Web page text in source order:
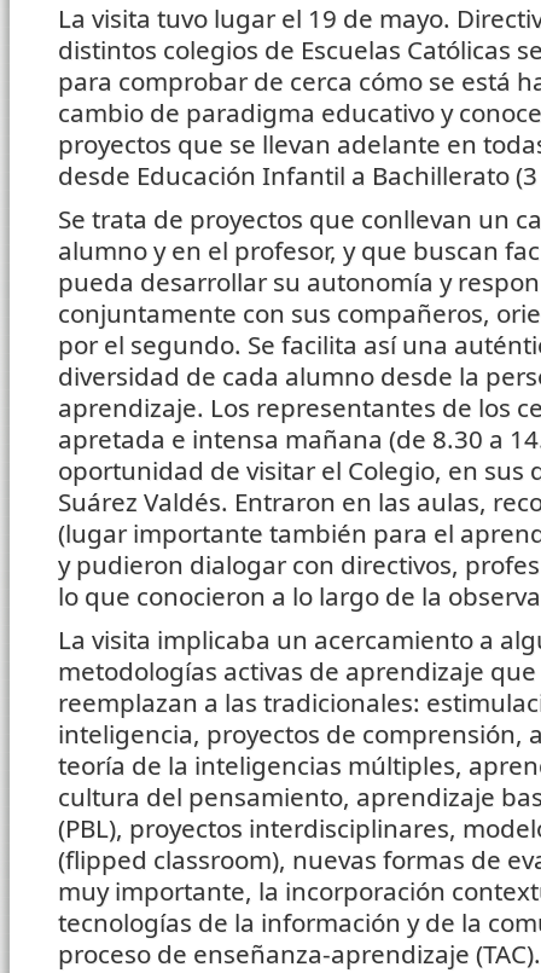
La visita tuvo lugar el 19 de mayo.
distintos colegios de Escuelas Católicas
para comprobar de cerca cómo se está
cambio de paradigma educativo y
proyectos que se llevan adelante en
desde Educación Infantil a Bachillerato
Se trata de proyectos que conllevan un
alumno y en el profesor, y que buscan
pueda desarrollar su autonomía y
conjuntamente con sus compañeros,
por el segundo. Se facilita así una
diversidad de cada alumno desde la
aprendizaje. Los representantes de los
apretada e intensa mañana (de 8.30 a
oportunidad de visitar el Colegio, en sus
Suárez Valdés. Entraron en las aulas,
(lugar importante también para el
y pudieron dialogar con directivos,
lo que conocieron a lo largo de la
La visita implicaba un acercamiento a
metodologías activas de aprendizaje
reemplazan a las tradicionales:
inteligencia, proyectos de comprensión,
teoría de la inteligencias múltiples,
cultura del pensamiento, aprendizaje
(PBL), proyectos interdisciplinares,
(flipped classroom), nuevas formas de
muy importante, la incorporación
tecnologías de la información y de la
proceso de enseñanza-aprendizaje (TAC).